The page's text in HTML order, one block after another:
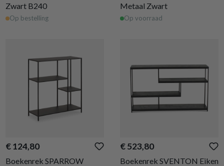
Zwart B240
Op bestelling
Metaal Zwart
Op voorraad
€ 124,80
Boekenrek SPARROW
€ 523,80
Boekenrek SVENTON Eiken